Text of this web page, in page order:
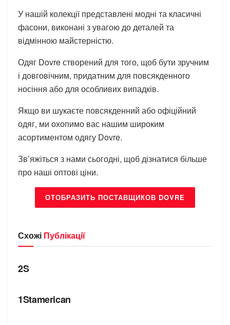
У нашій колекції представлені модні та класичні
фасони, виконані з увагою до деталей та
відмінною майстерністю.
Одяг Dovre створений для того, щоб бути зручним
і довговічним, придатним для повсякденного
носіння або для особливих випадків.
Якщо ви шукаєте повсякденний або офіційний
одяг, ми охопимо вас нашим широким
асортиментом одягу Dovre.
Зв’яжіться з нами сьогодні, щоб дізнатися більше
про наші оптові ціни.
ОТОБРАЗИТЬ ПОСТАВЩИКОВ DOVRE
Схожі Публікації
БРЕНДИ
2S
1Stamerican